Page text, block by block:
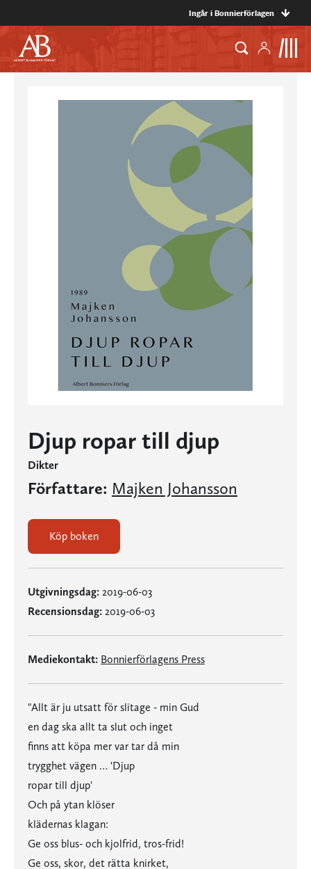
Ingår i Bonnierförlagen
Djup ropar till djup
Dikter
Författare: Majken Johansson
Köp boken
Utgivningsdag: 2019-06-03
Recensionsdag: 2019-06-03
Mediekontakt: Bonnierförlagens Press
"Allt är ju utsatt för slitage - min Gud
en dag ska allt ta slut och inget
finns att köpa mer var tar då min
trygghet vägen … 'Djup
ropar till djup'
Och på ytan klöser
klädernas klagan:
Ge oss blus- och kjolfrid, tros-frid!
Ge oss, skor, det rätta knirket,